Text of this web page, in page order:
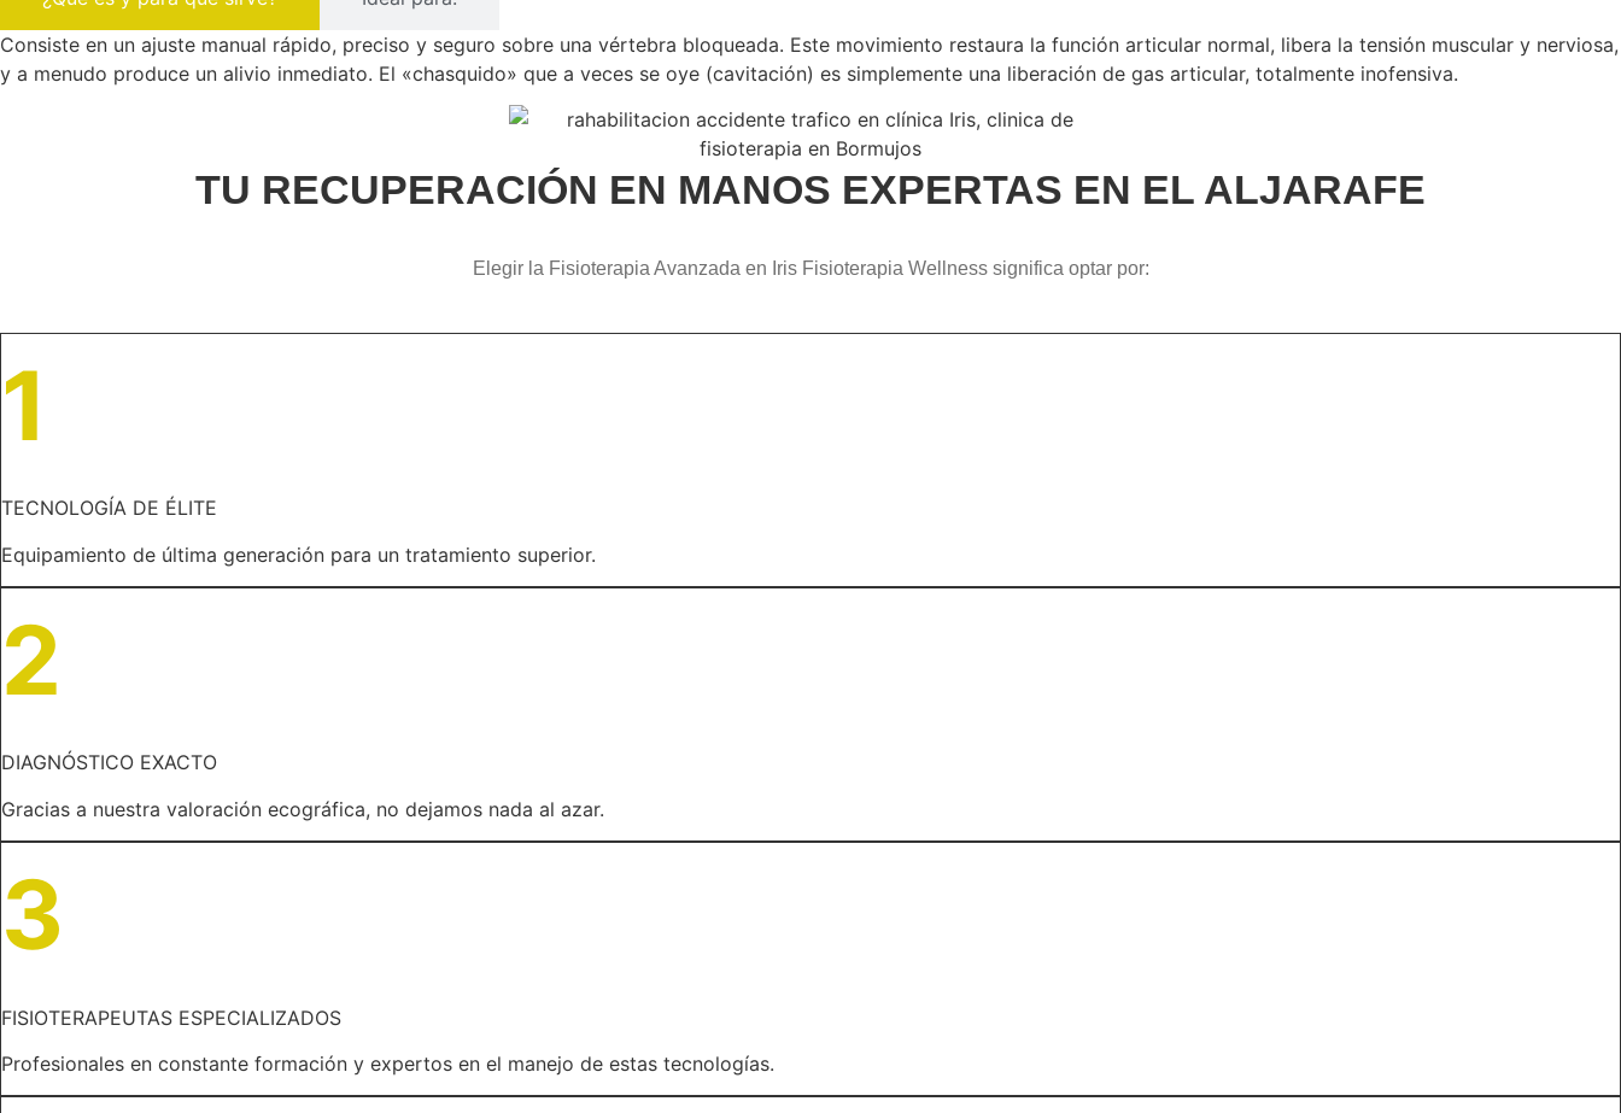
Consiste en un ajuste manual rápido, preciso y seguro sobre una vértebra bloqueada. Este movimiento restaura la función articular normal, libera la tensión muscular y nerviosa,
y a menudo produce un alivio inmediato. El «chasquido» que a veces se oye (cavitación) es simplemente una liberación de gas articular, totalmente inofensiva.
TU RECUPERACIÓN EN MANOS EXPERTAS EN EL ALJARAFE
Elegir la Fisioterapia Avanzada en Iris Fisioterapia Wellness significa optar por:
1
TECNOLOGÍA DE ÉLITE
Equipamiento de última generación para un tratamiento superior.
2
DIAGNÓSTICO EXACTO
Gracias a nuestra valoración ecográfica, no dejamos nada al azar.
3
FISIOTERAPEUTAS ESPECIALIZADOS
Profesionales en constante formación y expertos en el manejo de estas tecnologías.